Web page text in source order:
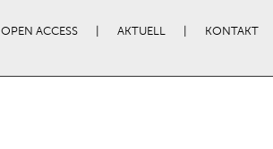
OPEN ACCESS AKTUELL KONTAKT